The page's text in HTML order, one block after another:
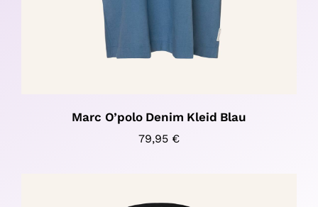
Marc O’polo Denim Kleid Blau
79,95 €